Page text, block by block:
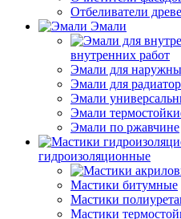
Отбеливатели
Эмали
внутренних работ
Эмали для
Эмали для
Эмали
Эмали
Эмали по ржавчине
гидроизоляционные
Мастики битумные
Мастики
Мастики